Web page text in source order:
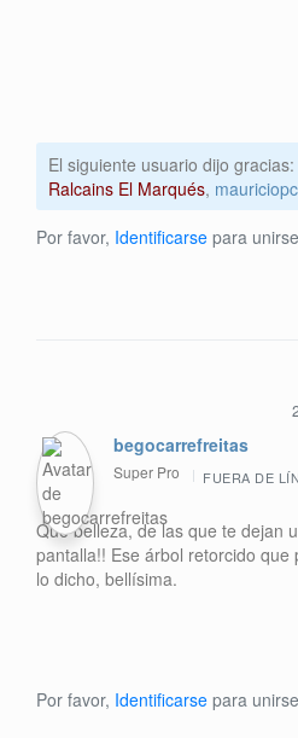
El siguiente usuario dijo gracias:
Ralcains El Marqués,
Por favor, Identificarse para
begocarrefreitas
Super Pro FUERA DE
Qué belleza, de las que te dejan
pantalla!! Ese árbol retorcido que
lo dicho, bellísima.
Por favor, Identificarse para